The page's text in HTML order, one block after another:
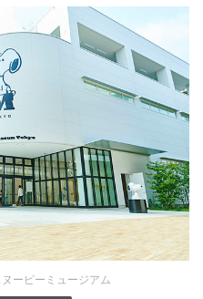
ーピーミュージアム